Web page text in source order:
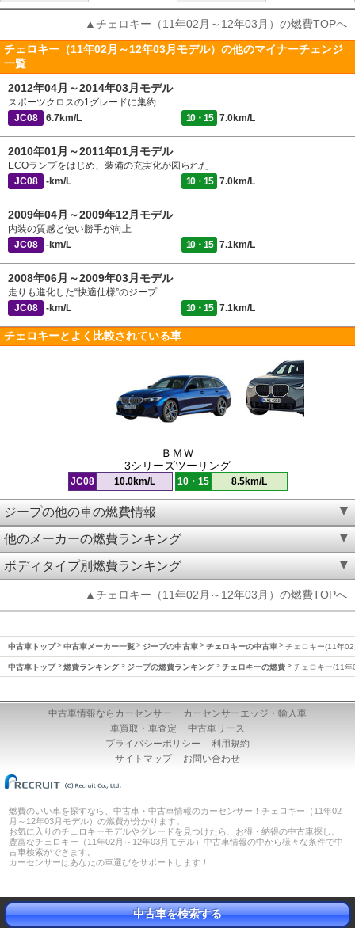
▲チェロキー（11年02月～12年03月）の燃費TOPへ
チェロキー（11年02月～12年03月モデル）の他のマイナーチェンジ
一覧
2012年04月～2014年03月モデル
スポーツクロスの1グレードに集約
JC08
6.7km/L 10・15 7.0km/L
2010年01月～2011年01月モデル
ECOランプをはじめ、装備の充実化が図られた
JC08
-km/L 10・15 7.0km/L
2009年04月～2009年12月モデル
内装の質感と使い勝手が向上
JC08
-km/L 10・15 7.1km/L
2008年06月～2009年03月モデル
走りも進化した“快適仕様”のジープ
JC08
-km/L 10・15 7.1km/L
チェロキーとよく比較されている車
ＢＭＷ
3シリーズツーリング
JC08 10.0km/L 10・15 8.5km/L
ジープの他の車の燃費情報
他のメーカーの燃費ランキング
ボディタイプ別燃費ランキング
▲チェロキー（11年02月～12年03月）の燃費TOPへ
中古車トップ 中古車メーカー一覧 ジープの中古車 チェロキーの中古車 チェロキー(11年
中古車トップ 燃費ランキング ジープの燃費ランキング チェロキーの燃費 チェロキー(11
中古車情報ならカーセンサー
カーセンサーエッジ・輸入車
車買取・車査定
中古車リース
プライバシーポリシー
利用規約
サイトマップ
お問い合わせ
燃費のいい車を探すなら、中古車・中古車情報のカーセンサー！チェロキー（11年02
月～12年03月モデル）の燃費が分かります。
お気に入りのチェロキーモデルやグレードを見つけたら、お得・納得の中古車探し。
豊富なチェロキー（11年02月～12年03月モデル）中古車情報の中から様々な条件で中
古車検索ができます。
カーセンサーはあなたの車選びをサポートします！
中古車を検索する